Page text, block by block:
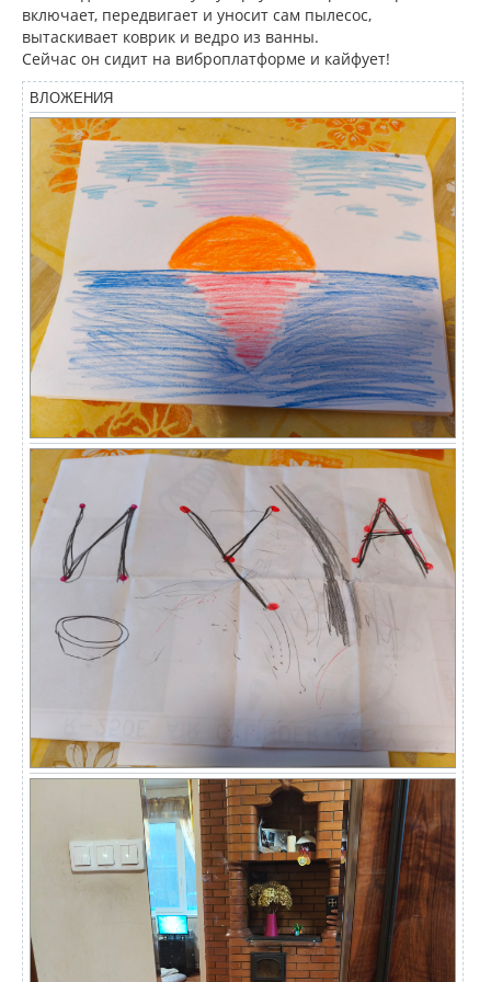
включает, передвигает и уносит сам пылесос,
вытаскивает коврик и ведро из ванны.
Сейчас он сидит на виброплатформе и кайфует!
ВЛОЖЕНИЯ